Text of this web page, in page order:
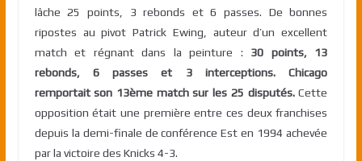
lâche 25 points, 3 rebonds et 6 passes. De bonnes
ripostes au pivot Patrick Ewing, auteur d’un excellent
match et régnant dans la peinture : 30 points, 13
rebonds, 6 passes et 3 interceptions. Chicago
remportait son 13ème match sur les 25 disputés.Cette
opposition était une première entre ces deux franchises
depuis la demi-finale de conférence Est en 1994 achevée
par la victoire des Knicks 4-3.